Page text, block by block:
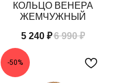
КОЛЬЦО ВЕНЕРА
ЖЕМЧУЖНЫЙ
5 240 ₽6 990 ₽
-50%